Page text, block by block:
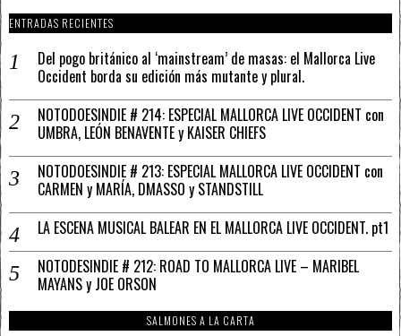
ENTRADAS RECIENTES
Del pogo británico al ‘mainstream’ de masas: el Mallorca Live
Occident borda su edición más mutante y plural.
NOTODOESINDIE # 214: ESPECIAL MALLORCA LIVE OCCIDENT con
UMBRA, LEÓN BENAVENTE y KAISER CHIEFS
NOTODOESINDIE # 213: ESPECIAL MALLORCA LIVE OCCIDENT con
CARMEN y MARÍA, DMASSO y STANDSTILL
LA ESCENA MUSICAL BALEAR EN EL MALLORCA LIVE OCCIDENT. pt1
NOTODESINDIE # 212: ROAD TO MALLORCA LIVE – MARIBEL
MAYANS y JOE ORSON
SALMONES A LA CARTA